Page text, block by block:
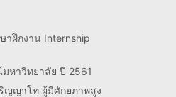
าฝึกงาน Internship
หาวิทยาลัย ปี 2561
ญญาโท ผู้มีศักยภาพสูง